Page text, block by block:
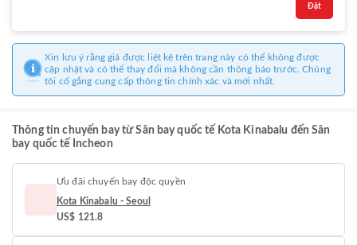
Đặt
Xin lưu ý rằng giá được liệt kê trên trang này có thể không được
cập nhật và có thể thay đổi mà không cần thông báo trước. Chúng
tôi cố gắng cung cấp thông tin chính xác và mới nhất.
Thông tin chuyến bay từ Sân bay quốc tế Kota Kinabalu đến Sân
bay quốc tế Incheon
Ưu đãi chuyến bay độc quyền
Kota Kinabalu - Seoul
US$ 121.8